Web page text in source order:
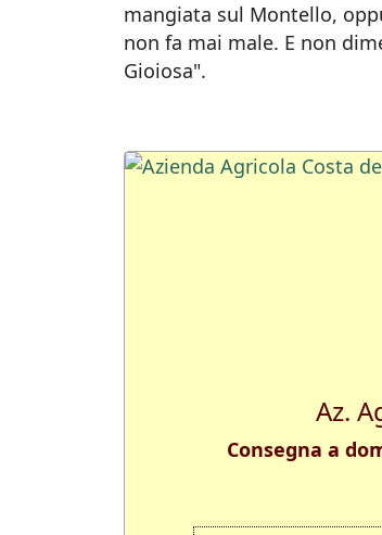
mangiata sul Montello,
non fa mai male. E non
Gioiosa".
Az.
Consegna a